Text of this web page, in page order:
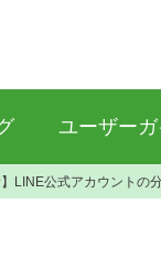
ユーザーガ
】LINE公式アカウントの